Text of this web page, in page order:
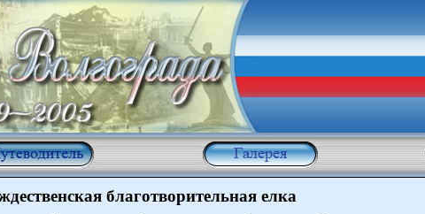
благотворительная елка